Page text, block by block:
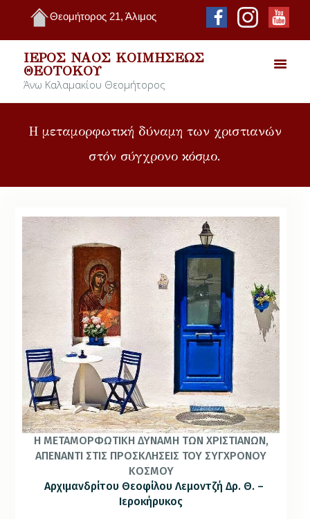
Θεομήτορος 21, Άλιμος
ΙΕΡΌΣ ΝΑΌΣ ΚΟΙΜΉΣΕΩΣ
ΘΕΟΤΌΚΟΥ
Άνω Καλαμακίου Θεομήτορος
Η μεταμορφωτική δύναμη των χριστιανών
στόν σύγχρονο κόσμο.
Η ΜΕΤΑΜΟΡΦΩΤΙΚΗ ΔΥΝΑΜΗ ΤΩΝ ΧΡΙΣΤΙΑΝΩΝ,
ΑΠΕΝΑΝΤΙ ΣΤΙΣ ΠΡΟΣΚΛΗΣΕΙΣ ΤΟΥ ΣΥΓΧΡΟΝΟΥ
ΚΟΣΜΟΥ
Αρχιμανδρίτου Θεοφίλου Λεμοντζή Δρ. Θ. –
Ιεροκήρυκος